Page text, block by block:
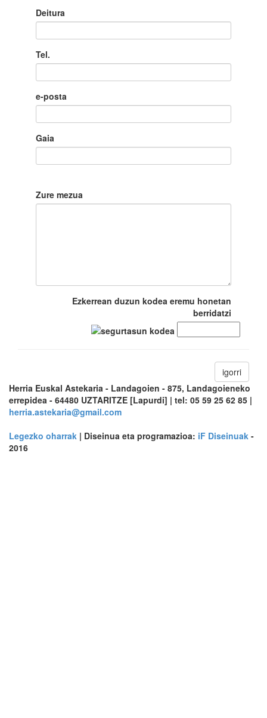
Deitura
Tel.
e-posta
Gaia
Zure mezua
Ezkerrean duzun kodea eremu honetan
berridatzi
igorri
Herria Euskal Astekaria - Landagoien - 875, Landagoieneko
errepidea - 64480 UZTARITZE [Lapurdi] | tel: 05 59 25 62 85 |
herria.astekaria@gmail.com
Legezko oharrak | Diseinua eta programazioa: iF Diseinuak -
2016